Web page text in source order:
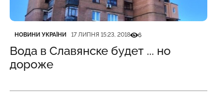
Категорія
НОВИНИ УКРАЇНИ
Дата публікації 17 ЛИПНЯ 15:23, 2018Кількість переглядів
6
Вода в Славянске будет ... но
дороже